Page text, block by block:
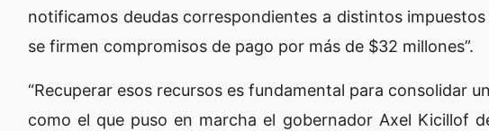
notificamos deudas correspondientes a distintos
se firmen compromisos de pago por más de $32 millones”.
“Recuperar esos recursos es fundamental para consolidar
como el que puso en marcha el gobernador Axel Kicillof